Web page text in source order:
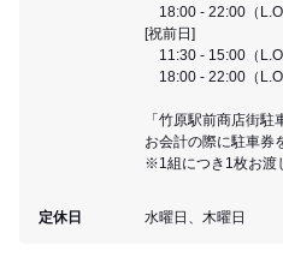
18:00 - 22:00（
[祝前日]
11:30 - 15:00（L.O.
18:00 - 22:00（
「竹原駅前商店街駐
お会計の際に駐車券
※1組につき1枚お渡
定休日 水曜日、木曜日